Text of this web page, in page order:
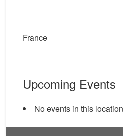
France
Upcoming Events
No events in this location